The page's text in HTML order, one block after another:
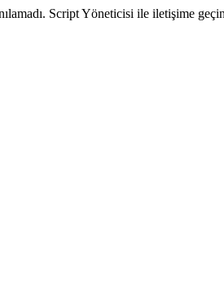
Script Yöneticisi ile iletişime